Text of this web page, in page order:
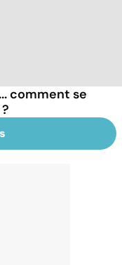
comment se